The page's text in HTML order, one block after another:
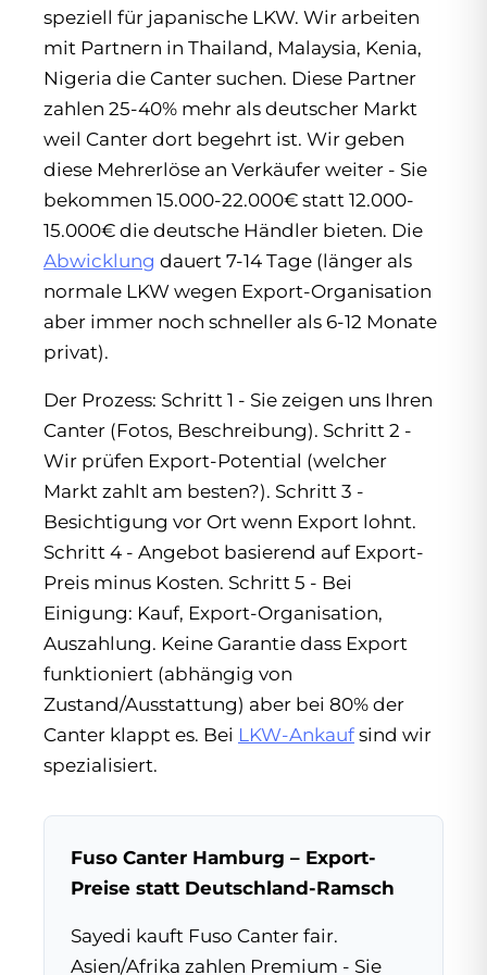
speziell für japanische LKW. Wir arbeiten
mit Partnern in Thailand, Malaysia, Kenia,
Nigeria die Canter suchen. Diese Partner
zahlen 25-40% mehr als deutscher Markt
weil Canter dort begehrt ist. Wir geben
diese Mehrerlöse an Verkäufer weiter - Sie
bekommen 15.000-22.000€ statt 12.000-
15.000€ die deutsche Händler bieten. Die
Abwicklung dauert 7-14 Tage (länger als
normale LKW wegen Export-Organisation
aber immer noch schneller als 6-12 Monate
privat).
Der Prozess: Schritt 1 - Sie zeigen uns Ihren
Canter (Fotos, Beschreibung). Schritt 2 -
Wir prüfen Export-Potential (welcher
Markt zahlt am besten?). Schritt 3 -
Besichtigung vor Ort wenn Export lohnt.
Schritt 4 - Angebot basierend auf Export-
Preis minus Kosten. Schritt 5 - Bei
Einigung: Kauf, Export-Organisation,
Auszahlung. Keine Garantie dass Export
funktioniert (abhängig von
Zustand/Ausstattung) aber bei 80% der
Canter klappt es. Bei LKW-Ankauf sind wir
spezialisiert.
Fuso Canter Hamburg – Export-
Preise statt Deutschland-Ramsch
Sayedi kauft Fuso Canter fair.
Asien/Afrika zahlen Premium - Sie